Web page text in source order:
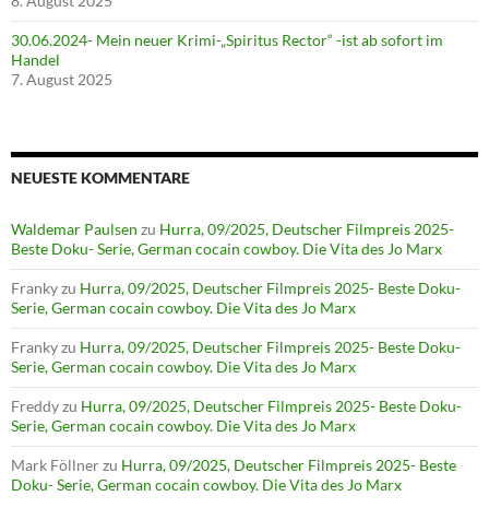
30.06.2024- Mein neuer Krimi-„Spiritus Rector“ -ist ab sofort im
Handel
7. August 2025
NEUESTE KOMMENTARE
Waldemar Paulsen zu Hurra, 09/2025, Deutscher Filmpreis 2025-
Beste Doku- Serie, German cocain cowboy. Die Vita des Jo Marx
Frankyzu Hurra, 09/2025, Deutscher Filmpreis 2025- Beste Doku-
Serie, German cocain cowboy. Die Vita des Jo Marx
Frankyzu Hurra, 09/2025, Deutscher Filmpreis 2025- Beste Doku-
Serie, German cocain cowboy. Die Vita des Jo Marx
Freddyzu Hurra, 09/2025, Deutscher Filmpreis 2025- Beste Doku-
Serie, German cocain cowboy. Die Vita des Jo Marx
Mark Föllnerzu Hurra, 09/2025, Deutscher Filmpreis 2025- Beste
Doku- Serie, German cocain cowboy. Die Vita des Jo Marx